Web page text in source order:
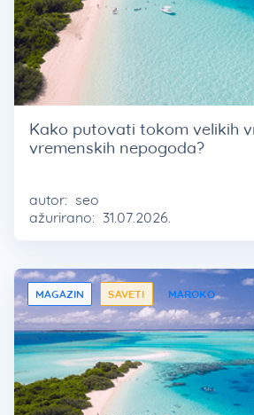
Kako putovati tokom velikih
vremenskih nepogoda?
autor: seo
ažurirano: 31.07.2026.
MAGAZIN SAVETI MAROKO